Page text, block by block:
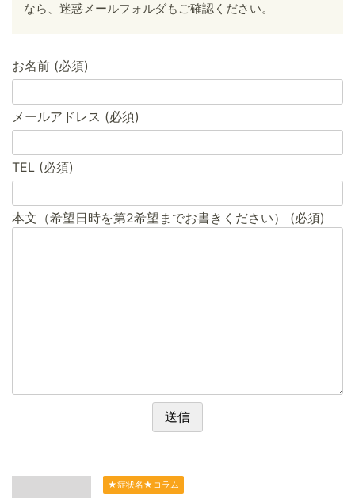
なら、迷惑メールフォルダもご確認ください。
お名前 (必須)
メールアドレス (必須)
TEL (必須)
本文（希望日時を第2希望までお書きください） (必須)
★症状名★コラム